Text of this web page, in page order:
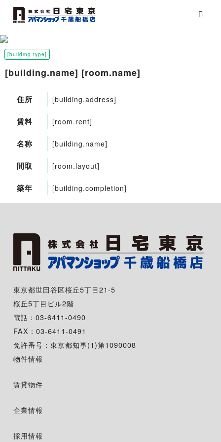
[building.type]
[building.name] [room.name]
住所 [building.address]
賃料 [room.rent]
名称 [building.name]
間取 [room.layout]
築年 [building.completion]
東京都世田谷区桜丘5丁目21-5
桜丘5丁目ビル2階
電話：03-6411-0490
FAX：03-6411-0491
免許番号：東京都知事(1)第1090008
物件情報
賃貸物件
企業情報
採用情報